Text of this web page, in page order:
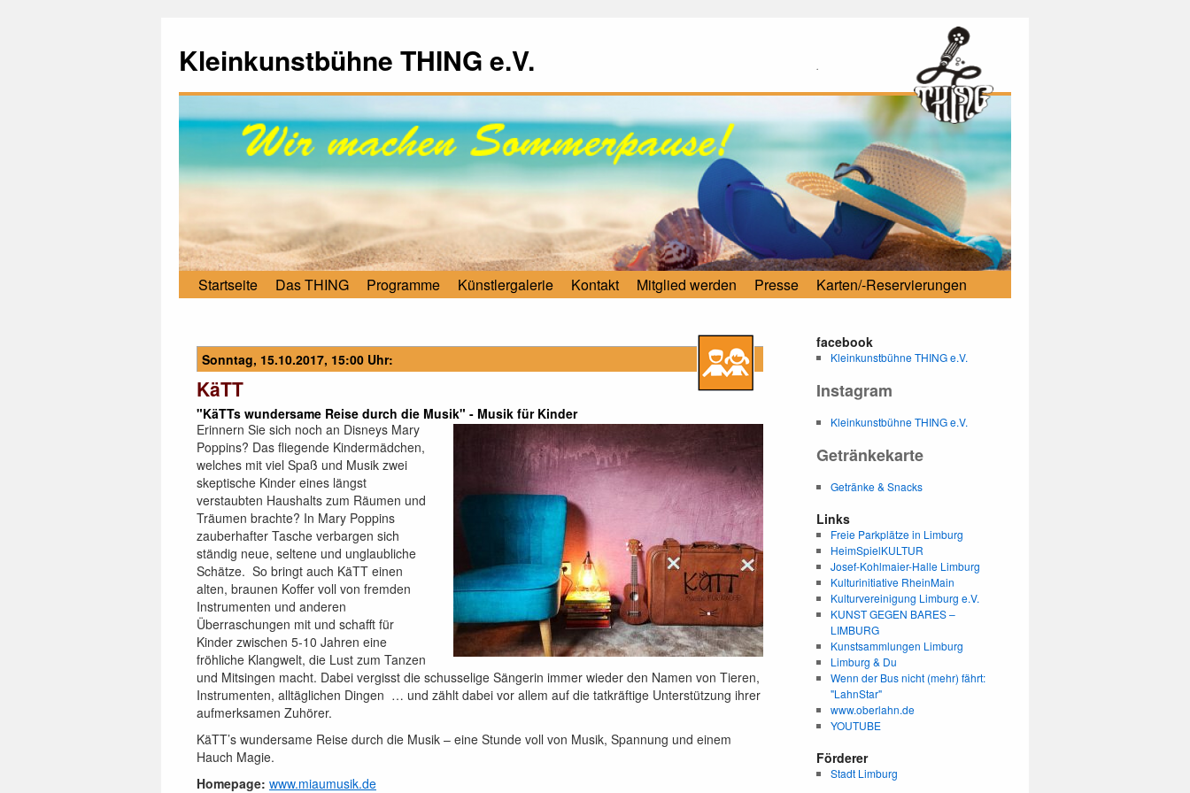
Kleinkunstbühne THING e.V. .
Startseite Das THING Programme Künstlergalerie Kontakt Mitglied werden Presse Karten/-Reservierungen
Sonntag, 15.10.2017, 15:00 Uhr:
KäTT
"KäTTs wundersame Reise durch die Musik" - Musik für Kinder
Erinnern Sie sich noch an Disneys Mary
Poppins? Das fliegende Kindermädchen,
welches mit viel Spaß und Musik zwei
skeptische Kinder eines längst
verstaubten Haushalts zum Räumen und
Träumen brachte? In Mary Poppins
zauberhafter Tasche verbargen sich
ständig neue, seltene und unglaubliche
Schätze. So bringt auch KäTT einen
alten, braunen Koffer voll von fremden
Instrumenten und anderen
Überraschungen mit und schafft für
Kinder zwischen 5-10 Jahren eine
fröhliche Klangwelt, die Lust zum Tanzen
und Mitsingen macht. Dabei vergisst die schusselige Sängerin immer wieder den Namen von Tieren,
Instrumenten, alltäglichen Dingen … und zählt dabei vor allem auf die tatkräftige Unterstützung ihrer
aufmerksamen Zuhörer.
KäTT’s wundersame Reise durch die Musik – eine Stunde voll von Musik, Spannung und einem
Hauch Magie.
Homepage: www.miaumusik.de
facebook
Kleinkunstbühne THING e.V.
Instagram
Kleinkunstbühne THING e.V.
Getränkekarte
Getränke & Snacks
Links
Freie Parkplätze in Limburg
HeimSpielKULTUR
Josef-Kohlmaier-Halle Limburg
Kulturinitiative RheinMain
Kulturvereinigung Limburg e.V.
KUNST GEGEN BARES –
LIMBURG
Kunstsammlungen Limburg
Limburg & Du
Wenn der Bus nicht (mehr) fährt:
"LahnStar"
www.oberlahn.de
YOUTUBE
Förderer
Stadt Limburg